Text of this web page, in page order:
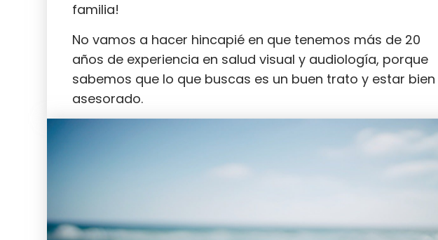
familia!
No vamos a hacer hincapié en que tenemos más de 20
años de experiencia en salud visual y audiología, porque
sabemos que lo que buscas es un buen trato y estar bien
asesorado.